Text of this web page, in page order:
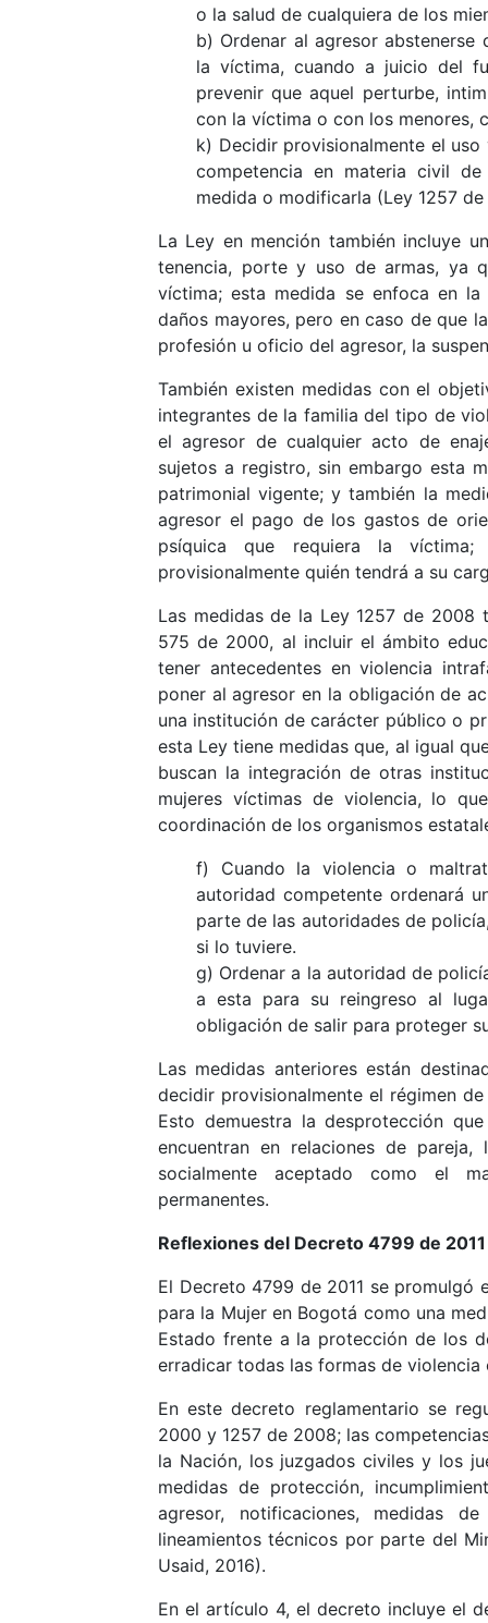
o la salud de cualquiera de los
b) Ordenar al agresor
la víctima, cuando a juicio del
prevenir que aquel perturbe,
con la víctima o con los menores,
k) Decidir provisionalmente el
competencia en materia civil
medida o modificarla (Ley 1257
La Ley en mención también incluye
tenencia, porte y uso de armas, ya
víctima; esta medida se enfoca en
daños mayores, pero en caso de que
profesión u oficio del agresor, la
También existen medidas con el
integrantes de la familia del tipo de
el agresor de cualquier acto de
sujetos a registro, sin embargo esta
patrimonial vigente; y también la
agresor el pago de los gastos de
psíquica que requiera la
provisionalmente quién tendrá a su
Las medidas de la Ley 1257 de 2008
575 de 2000, al incluir el ámbito
tener antecedentes en violencia
poner al agresor en la obligación de
una institución de carácter público o
esta Ley tiene medidas que, al igual
buscan la integración de otras
mujeres víctimas de violencia, lo
coordinación de los organismos
f) Cuando la violencia o
autoridad competente ordenará
parte de las autoridades de
si lo tuviere.
g) Ordenar a la autoridad de
a esta para su reingreso al
obligación de salir para proteger
Las medidas anteriores están
decidir provisionalmente el régimen
Esto demuestra la desprotección
encuentran en relaciones de
socialmente aceptado como el
permanentes.
Reflexiones del Decreto 4799 de 2011
El Decreto 4799 de 2011 se
para la Mujer en Bogotá como una
Estado frente a la protección de los
erradicar todas las formas de violencia
En este decreto reglamentario se
2000 y 1257 de 2008; las
la Nación, los juzgados civiles y los
medidas de protección,
agresor, notificaciones, medidas
lineamientos técnicos por parte del
Usaid, 2016).
En el artículo 4, el decreto incluye el